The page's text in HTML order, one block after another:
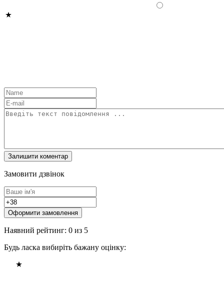
Замовити дзвінок
Оформити замовлення
Наявний рейтинг: 0 из 5
Будь ласка вибиріть бажану оцінку: